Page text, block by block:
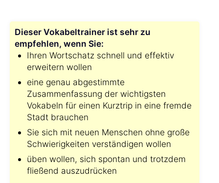
Dieser Vokabeltrainer ist sehr zu
empfehlen, wenn Sie:
Ihren Wortschatz schnell und effektiv
erweitern wollen
eine genau abgestimmte
Zusammenfassung der wichtigsten
Vokabeln für einen Kurztrip in eine fremde
Stadt brauchen
Sie sich mit neuen Menschen ohne große
Schwierigkeiten verständigen wollen
üben wollen, sich spontan und trotzdem
fließend auszudrücken